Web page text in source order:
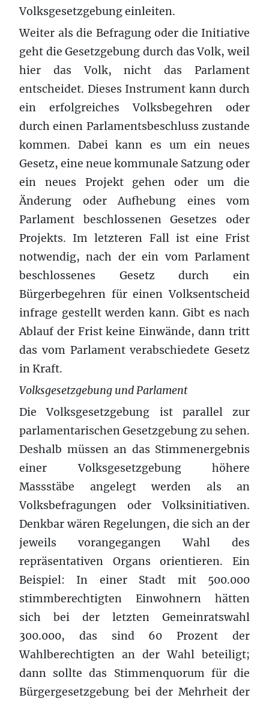
Volksgesetzgebung einleiten.
Weiter als die Befragung oder die Initiative
geht die Gesetzgebung durch das Volk, weil
hier das Volk, nicht das Parlament
entscheidet. Dieses Instrument kann durch
ein erfolgreiches Volksbegehren oder
durch einen Parlamentsbeschluss zustande
kommen. Dabei kann es um ein neues
Gesetz, eine neue kommunale Satzung oder
ein neues Projekt gehen oder um die
Änderung oder Aufhebung eines vom
Parlament beschlossenen Gesetzes oder
Projekts. Im letzteren Fall ist eine Frist
notwendig, nach der ein vom Parlament
beschlossenes Gesetz durch ein
Bürgerbegehren für einen Volksentscheid
infrage gestellt werden kann. Gibt es nach
Ablauf der Frist keine Einwände, dann tritt
das vom Parlament verabschiedete Gesetz
in Kraft.
Volksgesetzgebung und Parlament
Die Volksgesetzgebung ist parallel zur
parlamentarischen Gesetzgebung zu sehen.
Deshalb müssen an das Stimmenergebnis
einer Volksgesetzgebung höhere
Massstäbe angelegt werden als an
Volksbefragungen oder Volksinitiativen.
Denkbar wären Regelungen, die sich an der
jeweils vorangegangen Wahl des
repräsentativen Organs orientieren. Ein
Beispiel: In einer Stadt mit 500.000
stimmberechtigten Einwohnern hätten
sich bei der letzten Gemeinratswahl
300.000, das sind 60 Prozent der
Wahlberechtigten an der Wahl beteiligt;
dann sollte das Stimmenquorum für die
Bürgergesetzgebung bei der Mehrheit der